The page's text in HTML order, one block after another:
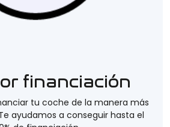
financiación
tu coche de la manera más
ayudamos a conseguir hasta el